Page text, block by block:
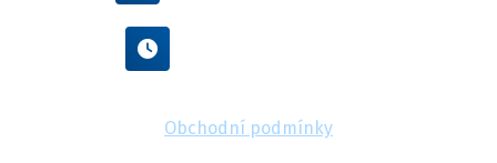
Obchodní podmínky